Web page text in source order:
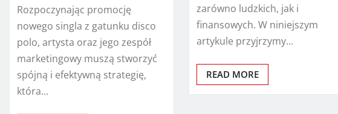
Rozpoczynając promocję
nowego singla z gatunku disco
polo, artysta oraz jego zespół
marketingowy muszą stworzyć
spójną i efektywną strategię,
która…
zarówno ludzkich, jak i
finansowych. W niniejszym
artykule przyjrzymy…
READ MORE